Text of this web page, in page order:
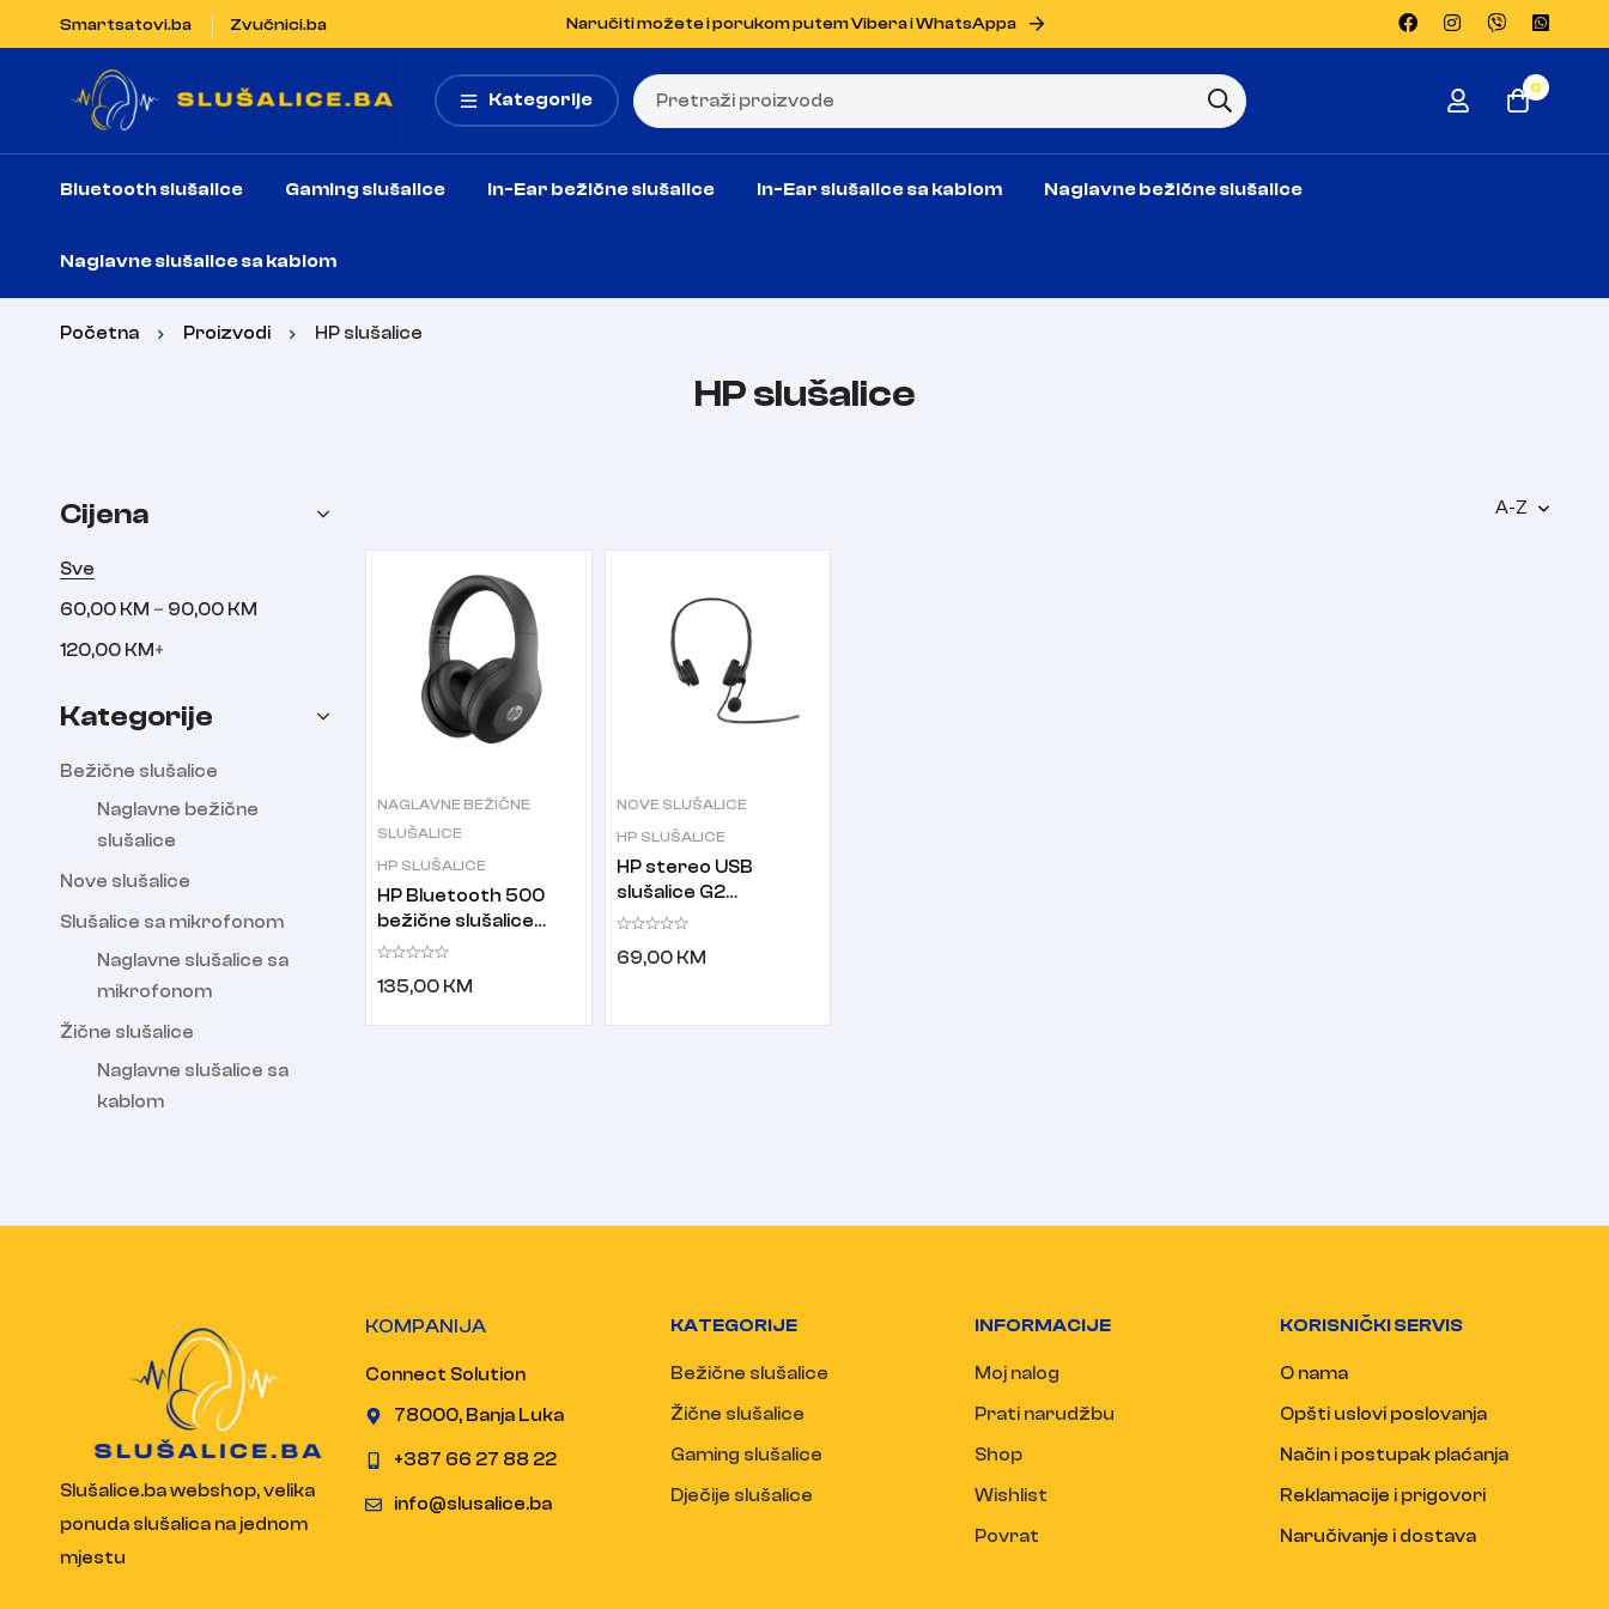
Smartsatovi.ba Zvučnici.ba Naručiti možete i porukom putem Vibera i WhatsAppa
Kategorije
0
Bluetooth slušalice Gaming slušalice In-Ear bežične slušalice In-Ear slušalice sa kablom Naglavne bežične slušalice
Naglavne slušalice sa kablom
Početna Proizvodi HP slušalice
HP slušalice
Cijena
Sve
60,00 KM – 90,00 KM
120,00 KM+
Kategorije
Bežične slušalice
Naglavne bežične
slušalice
Nove slušalice
Slušalice sa mikrofonom
Naglavne slušalice sa
mikrofonom
Žične slušalice
Naglavne slušalice sa
kablom
A-Z
NAGLAVNE BEŽIČNE
SLUŠALICE
HP SLUŠALICE
HP Bluetooth 500
bežične slušalice
crne
135,00 KM
NOVE SLUŠALICE
HP SLUŠALICE
HP stereo USB
slušalice G2
(428K6AA)
69,00 KM
Slušalice.ba webshop, velika
ponuda slušalica na jednom
mjestu
KOMPANIJA
Connect Solution
78000, Banja Luka
+387 66 27 88 22
info@slusalice.ba
KATEGORIJE
Bežične slušalice
Žične slušalice
Gaming slušalice
Dječije slušalice
INFORMACIJE
Moj nalog
Prati narudžbu
Shop
Wishlist
Povrat
KORISNIČKI SERVIS
O nama
Opšti uslovi poslovanja
Način i postupak plaćanja
Reklamacije i prigovori
Naručivanje i dostava